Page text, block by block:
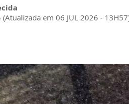
em 06 JUL 2026 -